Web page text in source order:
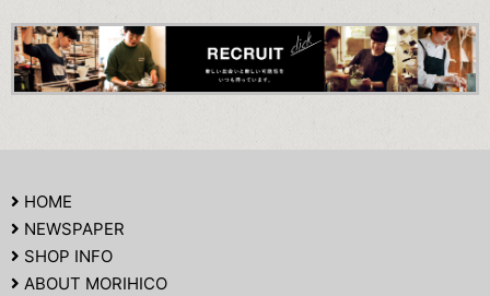
HOME
NEWSPAPER
SHOP INFO
ABOUT MORIHICO